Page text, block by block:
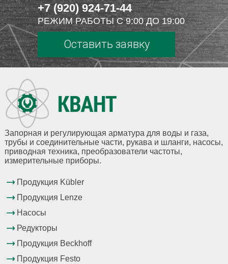
+7 (920) 924-71-44
РЕЖИМ РАБОТЫ С 9:00 ДО 19:00
Оставить заявку
Запорная и регулирующая арматура для воды и газа,
трубы и соединительные части, рукава и шланги, насосы,
приводная техника, преобразователи частоты,
измерительные приборы.
Продукция Kübler
Продукция Lenze
Насосы
Редукторы
Продукция Beckhoff
Продукция Festo